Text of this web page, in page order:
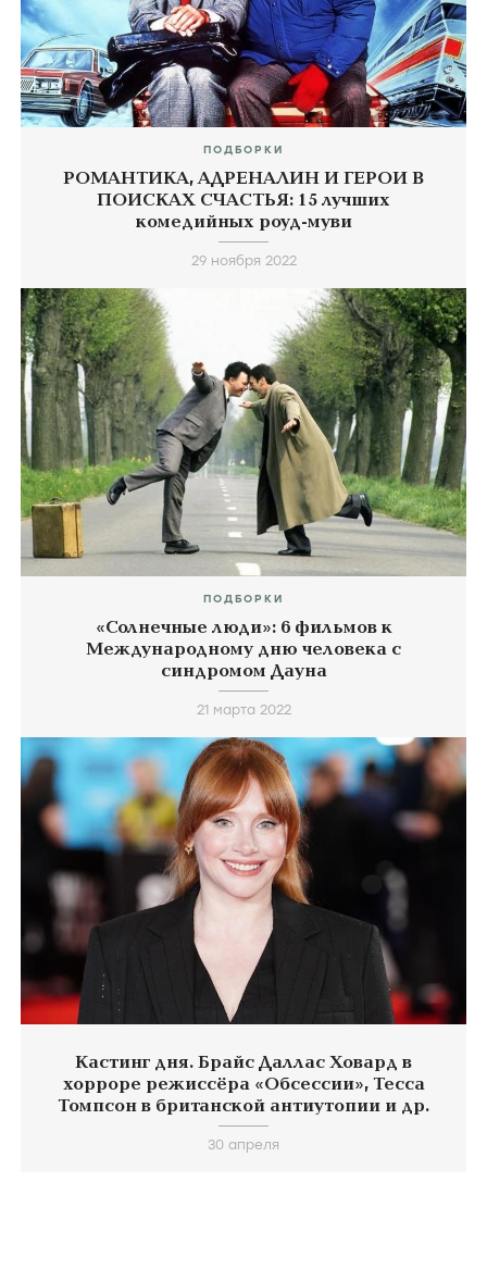
ПОДБОРКИ
РОМАНТИКА, АДРЕНАЛИН И ГЕРОИ В
ПОИСКАХ СЧАСТЬЯ: 15 лучших
комедийных роуд-муви
29 ноября 2022
ПОДБОРКИ
«Солнечные люди»: 6 фильмов к
Международному дню человека с
синдромом Дауна
21 марта 2022
Кастинг дня. Брайс Даллас Ховард в
хорроре режиссёра «Обсессии», Тесса
Томпсон в британской антиутопии и др.
30 апреля